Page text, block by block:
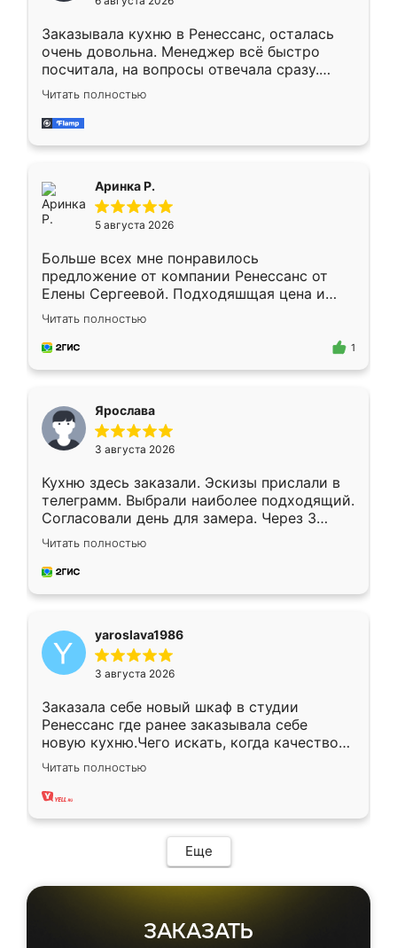
мебели буду заказывать только здесь.
Заказывала кухню в Ренессанс, осталась
очень довольна. Менеджер всё быстро
посчитала, на вопросы отвечала сразу.
Замерщик приехал в субботу, подошёл к
делу со всей ответственностью. Собрали
за день, ребята работали аккуратно, даже
Читать полностью
Аринка Р.
5 августа 2026
Больше всех мне понравилось
предложение от компании Ренессанс от
Елены Сергеевой. Подходяшщая цена и
короткие сроки изготовления. Приехавший
для замера сотрудник Владислав
предложил по моему эскизу самый
Читать полностью
1
Ярослава
3 августа 2026
Кухню здесь заказали. Эскизы прислали в
телеграмм. Выбрали наиболее подходящий.
Согласовали день для замера. Через 3
недели кухня была уже готова. Остались
довольны работой. Спасибо Ренессанс
мебель за качественную работу!
Читать полностью
yaroslava1986
3 августа 2026
Заказала себе новый шкаф в студии
Ренессанс где ранее заказывала себе
новую кухню.Чего искать, когда качеством
вполне довольна. Служит кухня уже почти
два года, нареканий нет.
Читать полностью
Еще
ЗАКАЗАТЬ